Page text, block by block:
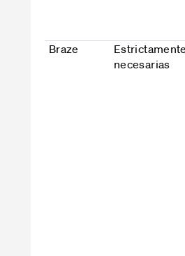
Braze
Estrictamente
necesarias